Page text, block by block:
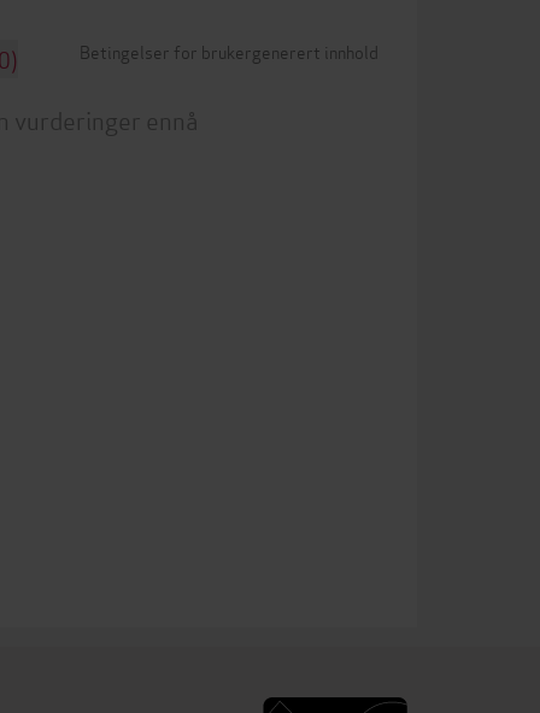
Betingelser for brukergenerert innhold
vurderinger ennå